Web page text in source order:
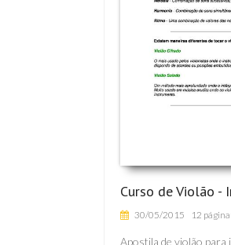
Curso de Violão -
30/05/2015 12
Apostila de violão para